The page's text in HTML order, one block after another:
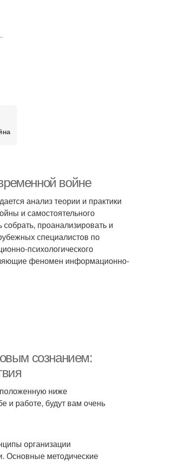
войне
анализ теории и практики
и самостоятельного
проанализировать и
специалистов по
психологического
феномен информационно-
сознанием:
ниже
и работе, будут вам очень
организации
Основные методические